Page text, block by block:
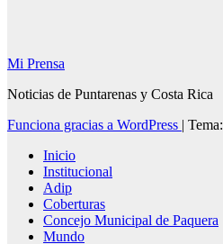
Mi Prensa
Noticias de Puntarenas y Costa Rica
Funciona gracias a WordPress | Tema:
Inicio
Institucional
Adip
Coberturas
Concejo Municipal de Paquera
Mundo